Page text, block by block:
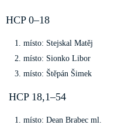
HCP 0–18
místo: Stejskal Matěj
místo: Sionko Libor
místo: Štěpán Šimek
HCP 18,1–54
místo: Dean Brabec ml.